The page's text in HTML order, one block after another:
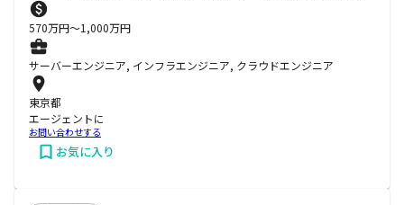
570万円〜1,000万円
サーバーエンジニア, インフラエンジニア, クラウドエンジニア
東京都
エージェントに
お問い合わせする
お気に入り